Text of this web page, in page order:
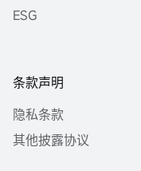
ESG
条款声明
隐私条款
其他披露协议